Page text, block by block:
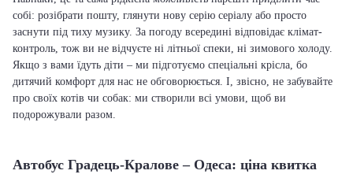
собі: розібрати пошту, глянути нову серію серіалу або просто
заснути під тиху музику. За погоду всередині відповідає клімат-
контроль, тож ви не відчуєте ні літньої спеки, ні зимового холоду.
Якщо з вами їдуть діти – ми підготуємо спеціальні крісла, бо
дитячий комфорт для нас не обговорюється. І, звісно, не забувайте
про своїх котів чи собак: ми створили всі умови, щоб ви
подорожували разом.
Автобус Градець-Кралове – Одеса: ціна квитка